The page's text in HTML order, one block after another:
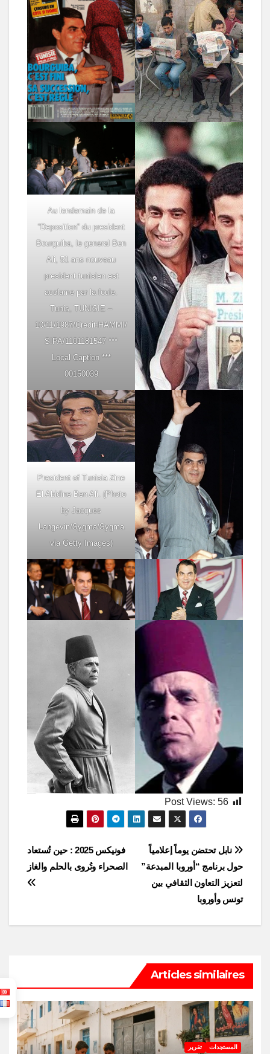
Au lendemain de la
“Deposition” du president
Bourguiba, le general Ben
Ali, 51 ans nouveau
president tunisien est
acclame par la foule.
Tunis, TUNISIE –
10/11/1987/Credit:HAMMI/
SIPA/1101181547 ***
Local Caption ***
00150039
President of Tunisia Zine
El Abidine Ben Ali. (Photo
by Jacques
Langevin/Sygma/Sygma
via Getty Images)
Post Views: 56
Post
navigation
فونيكس 2025 : حين تُستعاد
الصحراء وتُروى بالحلم والغاز
نابل تحتضن يوماً إعلامياً
حول برنامج “أوروبا المبدعة”
لتعزيز التعاون الثقافي بين
تونس وأوروبا
Articles similaires
المستجدات تقرير